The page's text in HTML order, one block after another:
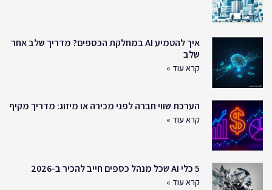
איך להטמיע AI במחלקת הכספים? מדריך שלב אחר
שלב
קרא עוד »
הערכת שווי חברה לפני מכירה או מיזוג: מדריך מקיף
קרא עוד »
5 כלי AI שכל מנהל כספים חייב להכיר ב-2026
קרא עוד »